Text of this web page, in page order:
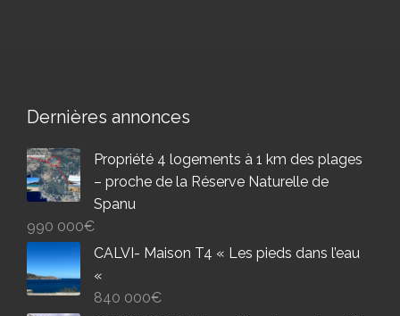
Dernières annonces
Propriété 4 logements à 1 km des plages
– proche de la Réserve Naturelle de
Spanu
990 000€
CALVI- Maison T4 « Les pieds dans l’eau
«
840 000€